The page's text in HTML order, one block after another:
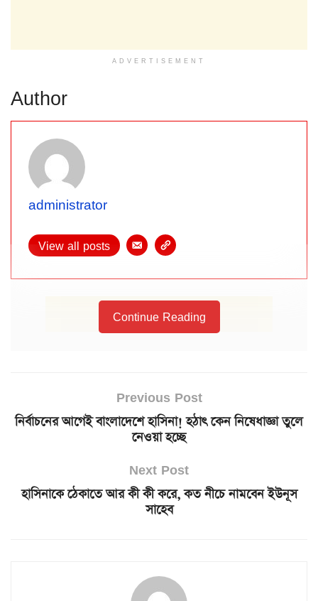
ADVERTISEMENT
Author
administrator
View all posts
Continue Reading
Previous Post
নির্বাচনের আগেই বাংলাদেশে হাসিনা! হঠাৎ কেন নিষেধাজ্ঞা তুলে
নেওয়া হচ্ছে
Next Post
হাসিনাকে ঠেকাতে আর কী কী করে, কত নীচে নামবেন ইউনূস
সাহেব